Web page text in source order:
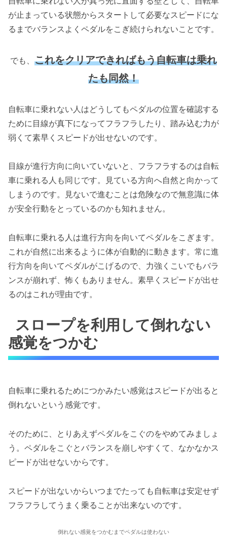
が止まっている状態からスタートして必要なスピードにな
るまでバランスよくペダルをこぎ続けられないことです。
でも、 これをクリアできればもう自転車は乗れ
たも同然！
自転車に乗れない人はどうしてもペダルの位置を確認する
ために目線が真下になってフラフラしたり、踏み込む力が
弱くて素早くスピードが出せないのです。
目線が進行方向に向いていないと、フラフラするのは自転
車に乗れる人も同じです。見ている方向へ自然と向かって
しまうのです。見ないで進むことは危険なので無意識に体
が安全行動をとっているのかも知れません。
自転車に乗れる人は進行方向を向いてペダルをこぎます。
これが自然に出来るように体が自動的に動きます。常に進
行方向を向いてペダルがこげるので、力強くこいでもバラ
ンスが崩れず、怖くもありません。素早くスピードが出せ
るのはこれが理由です。
スロープを利用して倒れない
感覚をつかむ
自転車に乗れるためにつかみたい感覚はスピードが出ると
倒れないという感覚です。
そのために、とりあえずペダルをこぐのをやめてみましょ
う。ペダルをこぐとバランスを崩しやすくて、なかなかス
ピードが出せないからです。
スピードが出ないからいつまでたっても自転車は安定せず
フラフラしてうまく乗ることが出来ないのです。
倒れない感覚をつかむまでペダルは使わない